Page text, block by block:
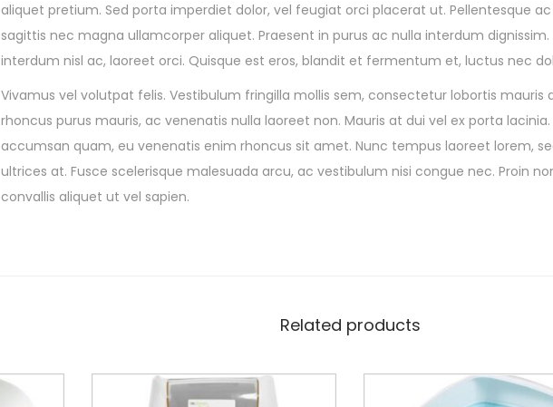
aliquet pretium. Sed porta imperdiet dolor, vel feugiat orci placerat ut. Pellentesque
sagittis nec magna ullamcorper aliquet. Praesent in purus ac nulla interdum
interdum nisl ac, laoreet orci. Quisque est eros, blandit et fermentum et, luctus nec
Vivamus vel volutpat felis. Vestibulum fringilla mollis sem, consectetur lobortis mauris
rhoncus purus mauris, ac venenatis nulla laoreet non. Mauris at dui vel ex porta
accumsan quam, eu venenatis enim rhoncus sit amet. Nunc tempus laoreet lorem,
ultrices at. Fusce scelerisque malesuada arcu, ac vestibulum nisi congue nec. Proin
convallis aliquet ut vel sapien.
Related products